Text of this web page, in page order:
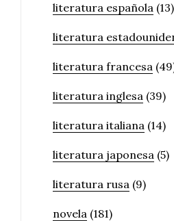
literatura española (13)
literatura
literatura francesa
literatura inglesa (39)
literatura italiana (14)
literatura japonesa (5)
literatura rusa (9)
novela (181)